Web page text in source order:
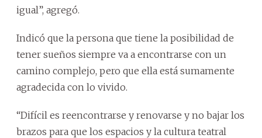
igual”, agregó.
Indicó que la persona que tiene la posibilidad de
tener sueños siempre va a encontrarse con un
camino complejo, pero que ella está sumamente
agradecida con lo vivido.
“Difícil es reencontrarse y renovarse y no bajar los
brazos para que los espacios y la cultura teatral